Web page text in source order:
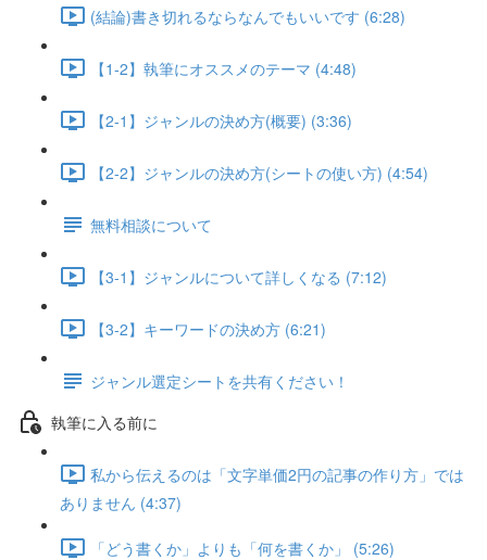
(結論)書き切れるならなんでもいいです (6:28)
【1-2】執筆にオススメのテーマ (4:48)
【2-1】ジャンルの決め方(概要) (3:36)
【2-2】ジャンルの決め方(シートの使い方) (4:54)
無料相談について
【3-1】ジャンルについて詳しくなる (7:12)
【3-2】キーワードの決め方 (6:21)
ジャンル選定シートを共有ください！
執筆に入る前に
私から伝えるのは「文字単価2円の記事の作り方」では
ありません (4:37)
「どう書くか」よりも「何を書くか」 (5:26)